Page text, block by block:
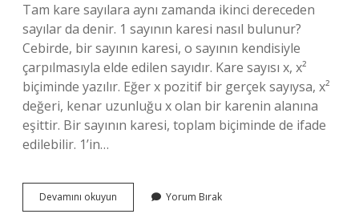
Tam kare sayılara aynı zamanda ikinci dereceden
sayılar da denir. 1 sayının karesi nasıl bulunur?
Cebirde, bir sayının karesi, o sayının kendisiyle
çarpılmasıyla elde edilen sayıdır. Kare sayısı x, x²
biçiminde yazılır. Eğer x pozitif bir gerçek sayıysa, x²
değeri, kenar uzunluğu x olan bir karenin alanına
eşittir. Bir sayının karesi, toplam biçiminde de ifade
edilebilir. 1’in…
Devamını okuyun
Kare
Yorum Bırak